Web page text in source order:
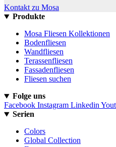
Kontakt zu Mosa
Produkte
Mosa Fliesen Kollektionen
Bodenfliesen
Wandfliesen
Terassenfliesen
Fassadenfliesen
Fliesen suchen
Folge uns
Facebook Instagram Linkedin
Serien
Colors
Global Collection